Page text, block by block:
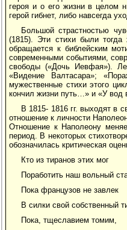
героя и о его жизни в целом
герой гибнет, либо навсегда
Большой страстностью
(1815). Эти стихи были
обращается к библейским
современными событиями,
свободы («Дочь Иевфая»).
«Видение Валтасара»;
мужественные стихи этого
кончил жизни путь…» и «У вод
В 1815- 1816 гг. выходят в
отношение к личности
Отношение к Наполеону
период. В некоторых
обозначилась критическая
Кто из тиранов этих мог
Поработить наш вольный
Пока французов не завлек
В силки свой собственный
Пока, тщеславием томим,